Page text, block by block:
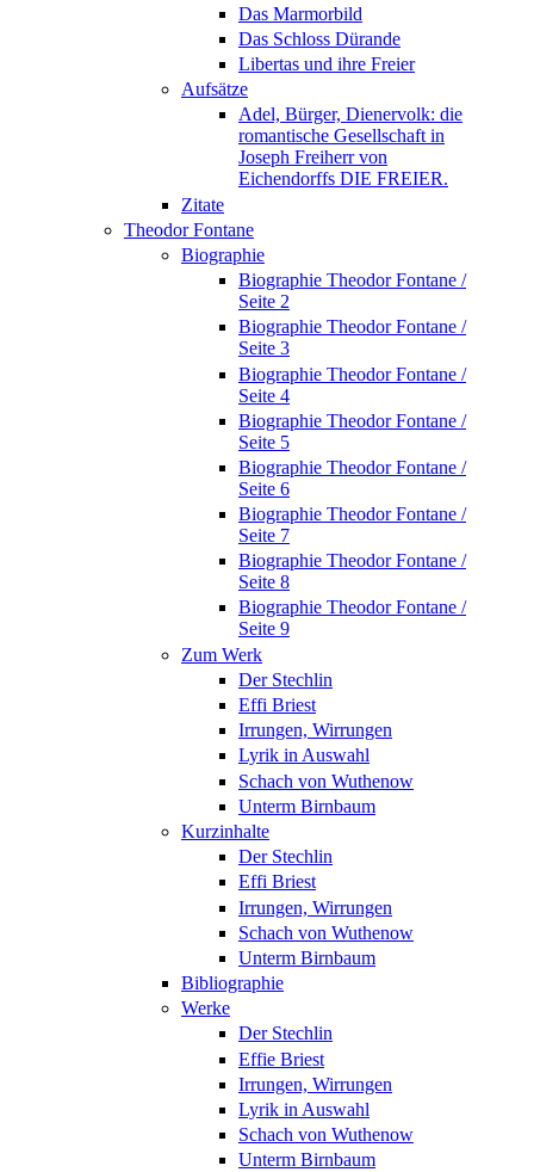
Das Marmorbild
Das Schloss Dürande
Libertas und ihre Freier
Aufsätze
Adel, Bürger, Dienervolk: die
romantische Gesellschaft in
Joseph Freiherr von
Eichendorffs DIE FREIER.
Zitate
Theodor Fontane
Biographie
Biographie Theodor Fontane /
Seite 2
Biographie Theodor Fontane /
Seite 3
Biographie Theodor Fontane /
Seite 4
Biographie Theodor Fontane /
Seite 5
Biographie Theodor Fontane /
Seite 6
Biographie Theodor Fontane /
Seite 7
Biographie Theodor Fontane /
Seite 8
Biographie Theodor Fontane /
Seite 9
Zum Werk
Der Stechlin
Effi Briest
Irrungen, Wirrungen
Lyrik in Auswahl
Schach von Wuthenow
Unterm Birnbaum
Kurzinhalte
Der Stechlin
Effi Briest
Irrungen, Wirrungen
Schach von Wuthenow
Unterm Birnbaum
Bibliographie
Werke
Der Stechlin
Effie Briest
Irrungen, Wirrungen
Lyrik in Auswahl
Schach von Wuthenow
Unterm Birnbaum